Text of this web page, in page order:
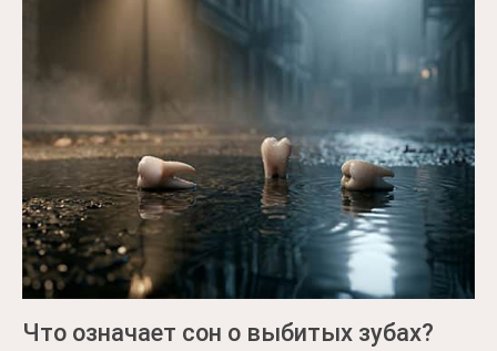
Что означает сон о выбитых зубах?